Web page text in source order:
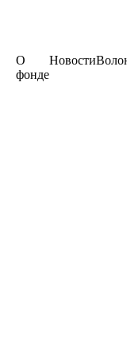
О
фонде
Новости